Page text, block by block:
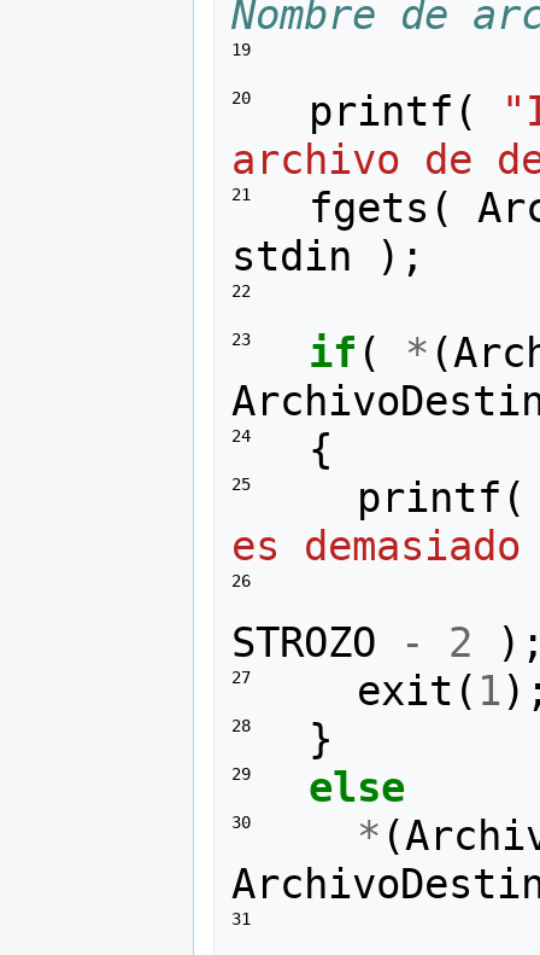
Nombre de
19
20 printf (
archivo de
21 fgets (
stdin
);
22
23 if ( * (
24 {
25 printf (
es
26
STROZO - 2
27 exit ( 1
28 }
29 else
30 * (
31